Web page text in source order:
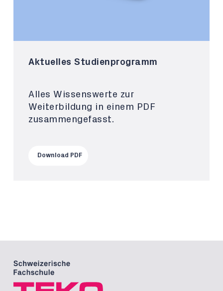
Aktuelles Studienprogramm
Alles Wissenswerte zur
Weiterbildung in einem PDF
zusammengefasst.
Download PDF